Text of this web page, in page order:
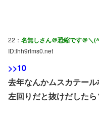
22： 名無しさん＠恐縮です＠＼
ID:lhh9rlms0.net
>>10
去年なんかムスカテー
左回りだと抜けだした